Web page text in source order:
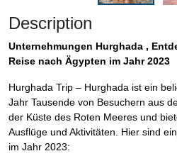
Description
Unternehmungen Hurghada ,
Reise nach Ägypten im Jahr 2023
Hurghada Trip – Hurghada ist ein
Jahr Tausende von Besuchern aus
der Küste des Roten Meeres und
Ausflüge und Aktivitäten. Hier sind
im Jahr 2023: